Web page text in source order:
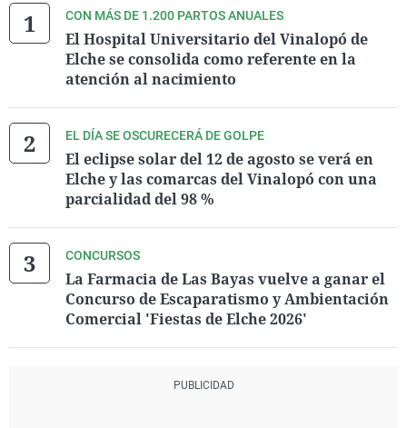
CON MÁS DE 1.200 PARTOS ANUALES
El Hospital Universitario del Vinalopó de
Elche se consolida como referente en la
atención al nacimiento
EL DÍA SE OSCURECERÁ DE GOLPE
El eclipse solar del 12 de agosto se verá en
Elche y las comarcas del Vinalopó con una
parcialidad del 98 %
CONCURSOS
La Farmacia de Las Bayas vuelve a ganar el
Concurso de Escaparatismo y Ambientación
Comercial 'Fiestas de Elche 2026'